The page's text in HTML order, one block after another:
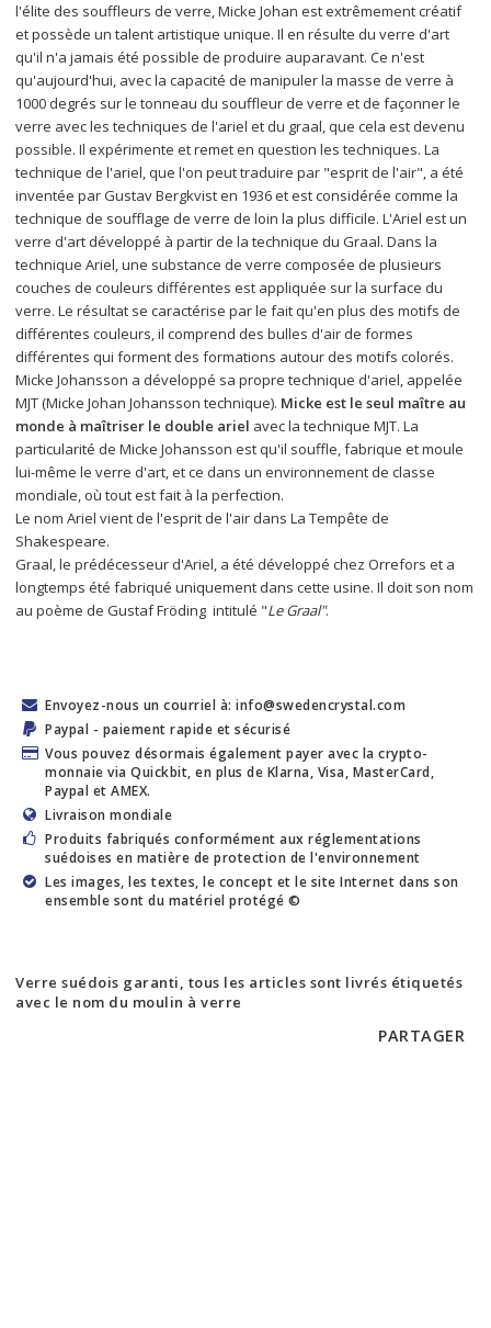
l'élite des souffleurs de verre, Micke Johan est extrêmement créatif
et possède un talent artistique unique. Il en résulte du verre d'art
qu'il n'a jamais été possible de produire auparavant. Ce n'est
qu'aujourd'hui, avec la capacité de manipuler la masse de verre à
1000 degrés sur le tonneau du souffleur de verre et de façonner le
verre avec les techniques de l'ariel et du graal, que cela est devenu
possible. Il expérimente et remet en question les techniques. La
technique de l'ariel, que l'on peut traduire par "esprit de l'air", a été
inventée par Gustav Bergkvist en 1936 et est considérée comme la
technique de soufflage de verre de loin la plus difficile. L'Ariel est un
verre d'art développé à partir de la technique du Graal. Dans la
technique Ariel, une substance de verre composée de plusieurs
couches de couleurs différentes est appliquée sur la surface du
verre. Le résultat se caractérise par le fait qu'en plus des motifs de
différentes couleurs, il comprend des bulles d'air de formes
différentes qui forment des formations autour des motifs colorés.
Micke Johansson a développé sa propre technique d'ariel, appelée
MJT (Micke Johan Johansson technique). Micke est le seul maître au
monde à maîtriser le double ariel avec la technique MJT. La
particularité de Micke Johansson est qu'il souffle, fabrique et moule
lui-même le verre d'art, et ce dans un environnement de classe
mondiale, où tout est fait à la perfection.
Le nom Ariel vient de l'esprit de l'air dans La Tempête de
Shakespeare.
Graal, le prédécesseur d'Ariel, a été développé chez Orrefors et a
longtemps été fabriqué uniquement dans cette usine. Il doit son nom
au poème de Gustaf Fröding intitulé "Le Graal".
Envoyez-nous un courriel à: info@swedencrystal.com
Paypal - paiement rapide et sécurisé
Vous pouvez désormais également payer avec la crypto-
monnaie via Quickbit, en plus de Klarna, Visa, MasterCard,
Paypal et AMEX.
Livraison mondiale
Produits fabriqués conformément aux réglementations
suédoises en matière de protection de l'environnement
Les images, les textes, le concept et le site Internet dans son
ensemble sont du matériel protégé ©
Verre suédois garanti, tous les articles sont livrés étiquetés
avec le nom du moulin à verre
PARTAGER